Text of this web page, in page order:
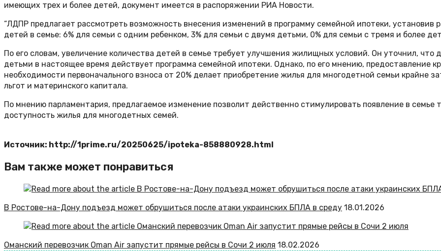
имеющих трех и более детей, документ имеется в распоряжении РИА Новости.
“ЛДПР предлагает рассмотреть возможность внесения изменений в программу семейной ипотеки, установив
детей в семье: 6% для семьи с одним ребенком, 3% для семьи с двумя детьми, 0% для семьи с тремя и более
По его словам, увеличение количества детей в семье требует улучшения жилищных условий. Он уточнил,
детьми в настоящее время действует программа семейной ипотеки. Однако, по его мнению, предоставление
необходимости первоначального взноса от 20% делает приобретение жилья для многодетной семьи крайне
льгот и материнского капитала.
По мнению парламентария, предлагаемое изменение позволит действенно стимулировать появление в
доступность жилья для многодетных семей.
Источник: http://1prime.ru/20250625/ipoteka-858880928.html
Вам также может понравиться
В Ростове-на-Дону подъезд может обрушиться после атаки украинских БПЛА в среду 18.01.2026
Оманский перевозчик Oman Air запустит прямые рейсы в Сочи 2 июля 18.02.2026